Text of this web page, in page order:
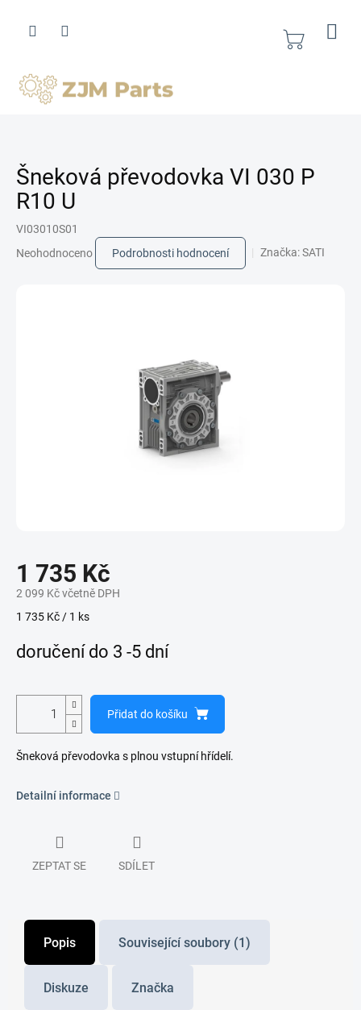
obsah
Nákupní
Šneková převodovka VI 030 P
R10 U
VI03010S01
hodnocení
Neohodnoceno Podrobnosti hodnocení Značka:SATI
1 735 Kč
2 099 Kč včetně DPH
Měrná
1 735 Kč / 1 ks
doručení do 3 -5 dní
Přidat do košíku
Šneková převodovka s plnou vstupní hřídelí.
Detailní informace
ZEPTAT SE SDÍLET
Popis Související soubory (1)
Diskuze Značka